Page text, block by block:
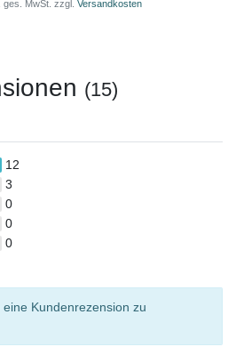
ges. MwSt. zzgl.Versandkosten
(15)
12
3
0
0
0
Kundenrezension zu